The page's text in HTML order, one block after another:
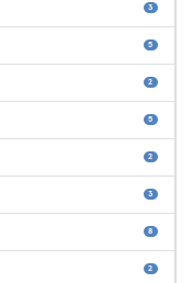
3
5
2
5
2
3
8
2